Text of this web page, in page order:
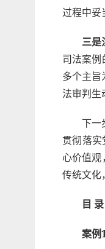
过程中妥
三是
司法案
多个主
法审判生
下一
贯彻落
心价值
传统文化
目 录
案例